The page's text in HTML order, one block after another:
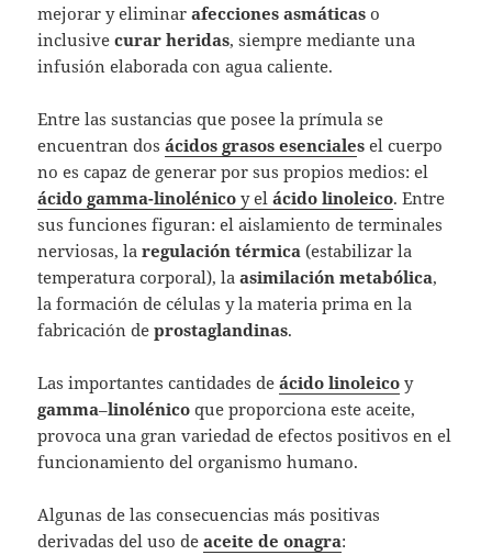
mejorar y eliminarafecciones asmáticas o
inclusivecurar heridas, siempre mediante una
infusión elaborada con agua caliente.
Entre las sustancias que posee la prímula se
encuentran dosácidos grasos esenciales el cuerpo
no es capaz de generar por sus propios medios: el
ácido gamma-linolénico y elácido linoleico. Entre
sus funciones figuran: el aislamiento de terminales
nerviosas, laregulación térmica (estabilizar la
temperatura corporal), laasimilación metabólica,
la formación de células y la materia prima en la
fabricación deprostaglandinas.
Las importantes cantidades deácido linoleico y
gamma–linolénico que proporciona este aceite,
provoca una gran variedad de efectos positivos en el
funcionamiento del organismo humano.
Algunas de las consecuencias más positivas
derivadas del uso deaceite de onagra: